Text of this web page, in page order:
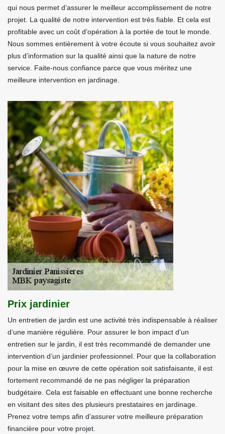
qui nous permet d’assurer le meilleur accomplissement de notre
projet. La qualité de notre intervention est très fiable. Et cela est
profitable avec un coût d’opération à la portée de tout le monde.
Nous sommes entièrement à votre écoute si vous souhaitez avoir
plus d’information sur la qualité ainsi que la nature de notre
service. Faite-nous confiance parce que vous méritez une
meilleure intervention en jardinage.
Prix jardinier
Un entretien de jardin est une activité très indispensable à réaliser
d’une manière régulière. Pour assurer le bon impact d’un
entretien sur le jardin, il est très recommandé de demander une
intervention d’un jardinier professionnel. Pour que la collaboration
pour la mise en œuvre de cette opération soit satisfaisante, il est
fortement recommandé de ne pas négliger la préparation
budgétaire. Cela est faisable en effectuant une bonne recherche
en visitant des sites des plusieurs prestataires en jardinage.
Prenez votre temps afin d’assurer votre meilleure préparation
financière pour votre projet.